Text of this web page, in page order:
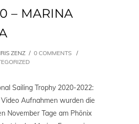
– MARINA
ZENZ / 0 COMMENTS
/
Sailing Trophy 2020-2022:
Aufnahmen wurden die
November Tage am Phönix